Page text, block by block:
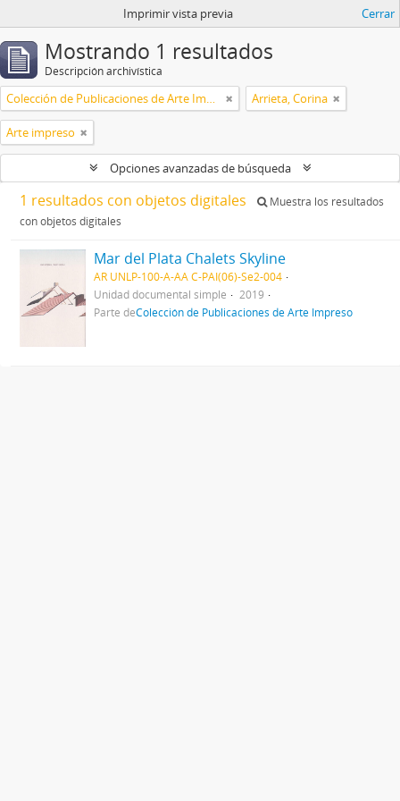
Imprimir vista previa Cerrar
Mostrando 1 resultados
Descripción archivística
Colección de Publicaciones de Arte Impreso Arrieta, Corina
Arte impreso
Opciones avanzadas de búsqueda
1 resultados con objetos digitales
Muestra los resultados
con objetos digitales
Mar del Plata Chalets Skyline
AR UNLP-100-A-AA C-PAI(06)-Se2-004
Unidad documental simple
2019
Parte deColección de Publicaciones de Arte Impreso